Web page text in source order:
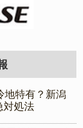
地特有？新潟
対処法